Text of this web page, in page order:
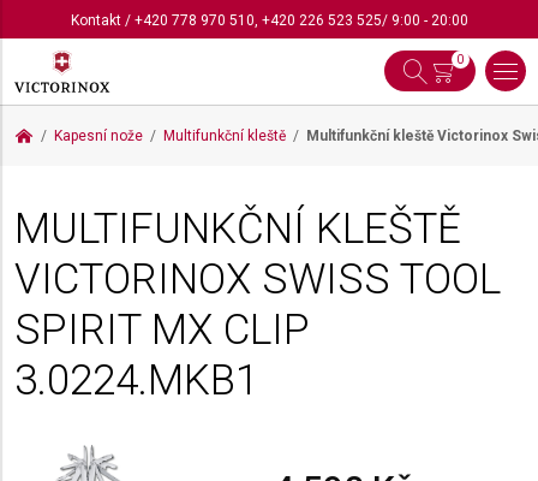
Kontakt/ +420 778 970 510, +420 226 523 525/ 9:00 - 20:00
0
Kapesní nože Multifunkční kleště Multifunkční kleště Victorinox
MULTIFUNKČNÍ KLEŠTĚ
VICTORINOX SWISS TOOL
SPIRIT MX CLIP
3.0224.MKB1